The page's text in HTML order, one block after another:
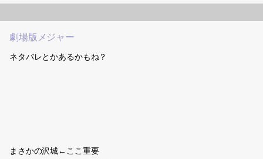
劇場版メジャー
ネタバレとかあるかもね？
まさかの沢城←ここ重要